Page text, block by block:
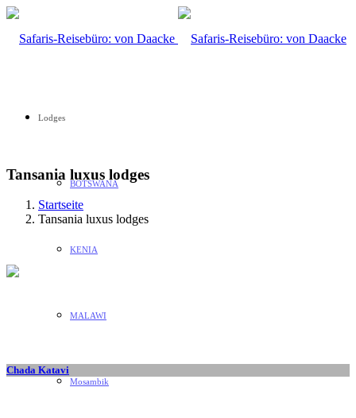
Lodges
BOTSWANA
KENIA
MALAWI
Mosambik
Tansania luxus lodges
Startseite
Tansania luxus lodges
Chada Katavi